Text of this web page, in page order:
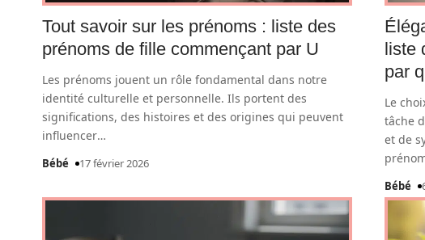
Tout savoir sur les prénoms : liste des
prénoms de fille commençant par U
Les prénoms jouent un rôle fondamental dans notre
identité culturelle et personnelle. Ils portent des
significations, des histoires et des origines qui peuvent
influencer…
Bébé 17 février 2026
liste
par q
Le
tâche
et de
Bébé